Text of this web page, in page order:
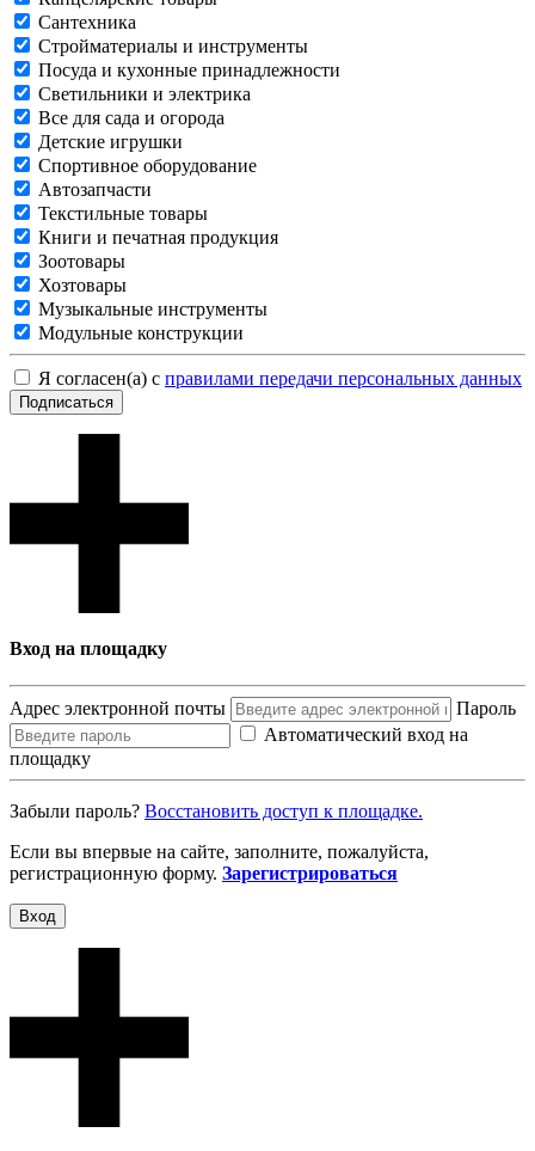
Сантехника
Стройматериалы и инструменты
Посуда и кухонные принадлежности
Светильники и электрика
Все для сада и огорода
Детские игрушки
Спортивное оборудование
Автозапчасти
Текстильные товары
Книги и печатная продукция
Зоотовары
Хозтовары
Музыкальные инструменты
Модульные конструкции
Я согласен(а) с правилами передачи персональных данных
Подписаться
Вход на площадку
Адрес электронной почты
Пароль
Автоматический вход на
площадку
Забыли пароль? Восcтановить доступ к площадке.
Если вы впервые на сайте, заполните, пожалуйста,
регистрационную форму. Зарегистрироваться
Вход